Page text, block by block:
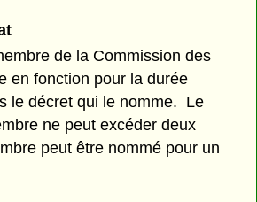
de la Commission des
en fonction pour la durée
le décret qui le nomme. Le
ne peut excéder deux
peut être nommé pour un